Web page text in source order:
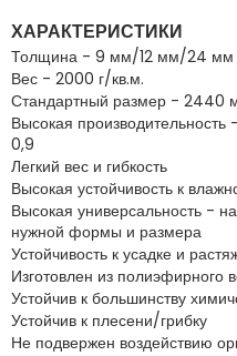
ХАРАКТЕРИСТИКИ
Толщина - 9 мм/12 мм/24 мм
Вес - 2000 г/кв.м.
Стандартный размер - 2440
Высокая производительность
0,9
Легкий вес и гибкость
Высокая устойчивость к
Высокая универсальность -
нужной формы и размера
Устойчивость к усадке и
Изготовлен из полиэфирного
Устойчив к большинству
Устойчив к плесени/грибку
Не подвержен воздействию